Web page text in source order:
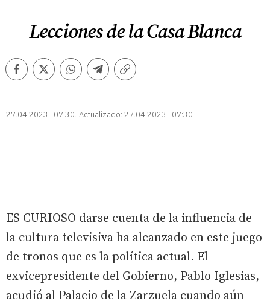
Lecciones de la Casa Blanca
FacebookTwitterWhatsappTelegramCopiar
27.04.2023 | 07:30 Actualizado: 27.04.2023 | 07:30
ES CURIOSO darse cuenta de la influencia de
la cultura televisiva ha alcanzado en este juego
de tronos que es la política actual. El
exvicepresidente del Gobierno, Pablo Iglesias,
acudió al Palacio de la Zarzuela cuando aún